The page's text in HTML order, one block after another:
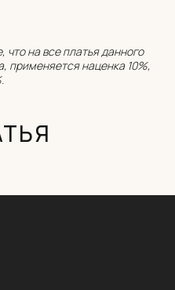
на все платья данного
применяется наценка 10%,